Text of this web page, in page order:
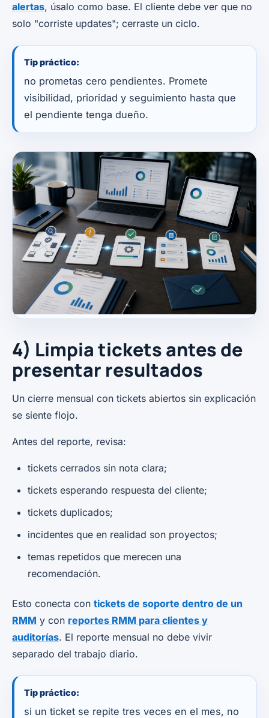
alertas, úsalo como base. El cliente debe ver que no
solo "corriste updates"; cerraste un ciclo.
Tip práctico:
no prometas cero pendientes. Promete
visibilidad, prioridad y seguimiento hasta que
el pendiente tenga dueño.
4) Limpia tickets antes de
presentar resultados
Un cierre mensual con tickets abiertos sin explicación
se siente flojo.
Antes del reporte, revisa:
tickets cerrados sin nota clara;
tickets esperando respuesta del cliente;
tickets duplicados;
incidentes que en realidad son proyectos;
temas repetidos que merecen una
recomendación.
Esto conecta con tickets de soporte dentro de un
RMM y con reportes RMM para clientes y
auditorías. El reporte mensual no debe vivir
separado del trabajo diario.
Tip práctico:
si un ticket se repite tres veces en el mes, no